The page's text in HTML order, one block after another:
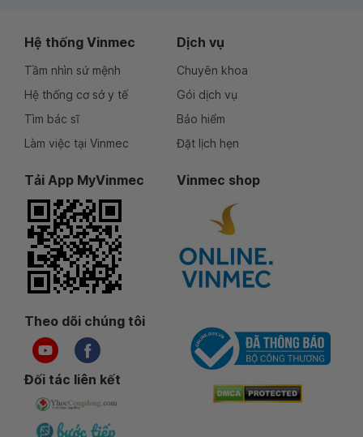
Hệ thống Vinmec
Tầm nhìn sứ mệnh
Hệ thống cơ sở y tế
Tìm bác sĩ
Làm việc tại Vinmec
Dịch vụ
Chuyên khoa
Gói dịch vụ
Bảo hiểm
Đặt lịch hẹn
Tải App MyVinmec Vinmec shop
Theo dõi chúng tôi
Đối tác liên kết